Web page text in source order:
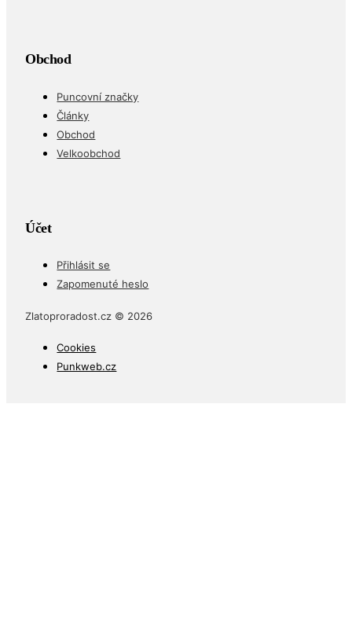
Obchod
Puncovní značky
Články
Obchod
Velkoobchod
Účet
Přihlásit se
Zapomenuté heslo
Zlatoproradost.cz © 2026
Cookies
Punkweb.cz